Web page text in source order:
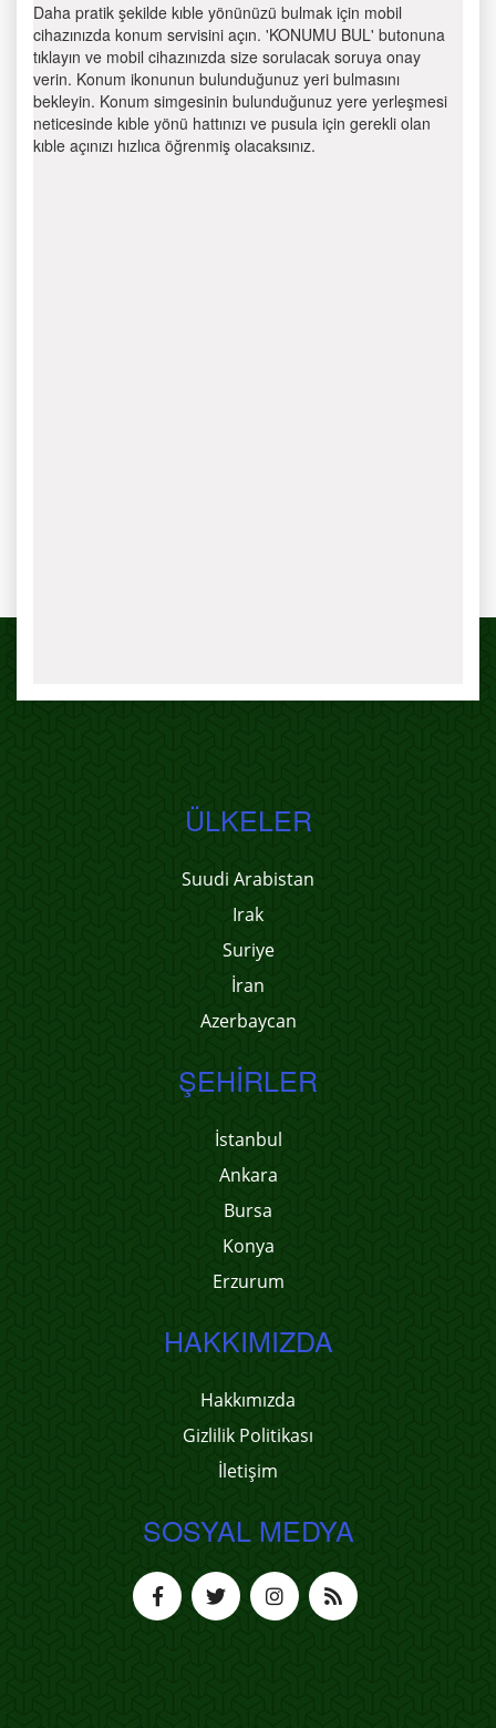
Daha pratik şekilde kıble yönünüzü bulmak için mobil
cihazınızda konum servisini açın. 'KONUMU BUL' butonuna
tıklayın ve mobil cihazınızda size sorulacak soruya onay
verin. Konum ikonunun bulunduğunuz yeri bulmasını
bekleyin. Konum simgesinin bulunduğunuz yere yerleşmesi
neticesinde kıble yönü hattınızı ve pusula için gerekli olan
kıble açınızı hızlıca öğrenmiş olacaksınız.
ÜLKELER
Suudi Arabistan
Irak
Suriye
İran
Azerbaycan
ŞEHIRLER
İstanbul
Ankara
Bursa
Konya
Erzurum
HAKKIMIZDA
Hakkımızda
Gizlilik Politikası
İletişim
SOSYAL MEDYA